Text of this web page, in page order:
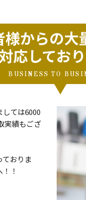
様からの大
応してお
BUSINESS TO
ては6000
実績もござ
おりま
！